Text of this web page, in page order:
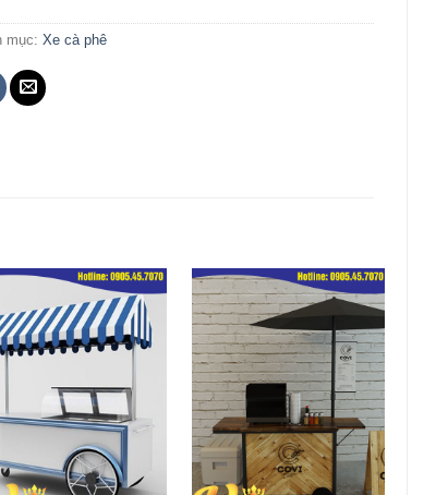
mục: Xe cà phê